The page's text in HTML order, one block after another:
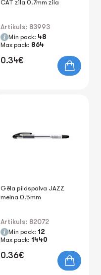
CAT zila 0.7mm zila
Artikuls: 83993
Min pack: 48
Max pack: 864
0.34€
Gēla pildspalva JAZZ
melna 0.5mm
Artikuls: 82072
Min pack: 12
Max pack: 1440
0.36€